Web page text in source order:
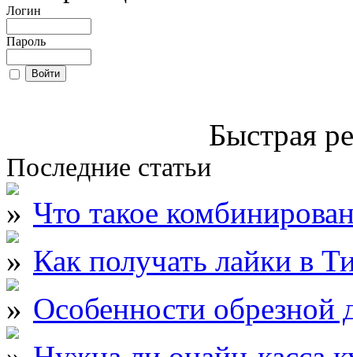
Логин
Пароль
Быстрая
Последние статьи
Что такое
Как получать лайки в
Особенности обрезной